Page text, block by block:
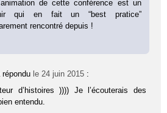
de cette conférence est un
qui en fait un “best pratice”
rencontré depuis !
répondu le 24 juin 2015 :
d’histoires )))) Je l’écouterais des
entendu.